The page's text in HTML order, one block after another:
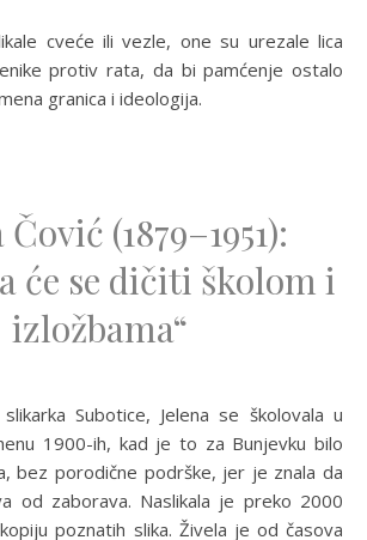
cveće ili vezle, one su urezale lica
protiv rata, da bi pamćenje ostalo
granica i ideologija.
Čović (1879–1951):
će se dičiti školom i
izložbama“
Subotice, Jelena se školovala u
1900-ih, kad je to za Bunjevku bilo
bez porodične podrške, jer je znala da
od zaborava. Naslikala je preko 2000
poznatih slika. Živela je od časova